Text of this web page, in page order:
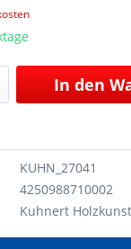
In den
KUHN_27041
4250988710002
Kuhnert